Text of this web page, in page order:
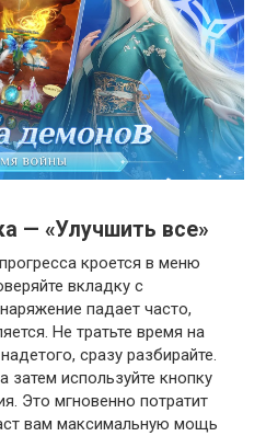
— «Улучшить все»
кроется в меню
вкладку с
падает часто,
Не тратьте время на
сразу разбирайте.
используйте кнопку
Это мгновенно потратит
вам максимальную мощь